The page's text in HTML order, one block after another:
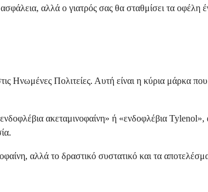
αλλά ο γιατρός σας θα σταθμίσει τα οφέλη
Πολιτείες. Αυτή είναι η κύρια μάρκα που
ακεταμινοφαίνη» ή «ενδοφλέβια Tylenol»,
αλλά το δραστικό συστατικό και τα